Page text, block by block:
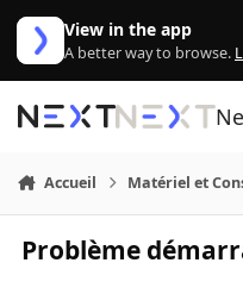
Aller au contenu
View in the app
A better way to browse.
Accueil Matériel et
Problème